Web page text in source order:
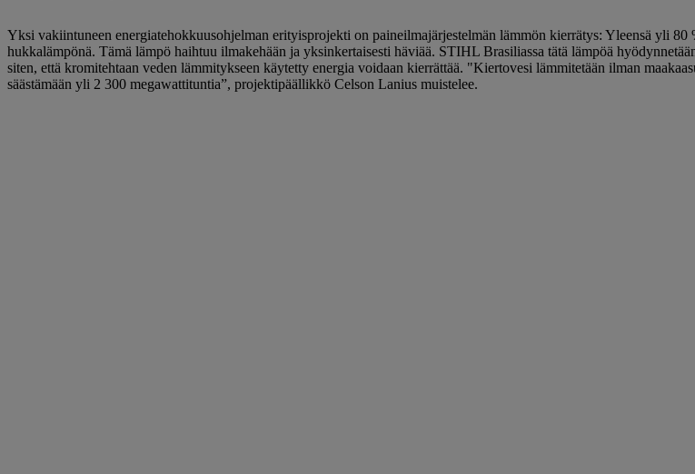
Yksi ​​vakiintuneen energiatehokkuusohjelman erityisprojekti on paineilmajärjestelmän lämmön kierrätys: Yleensä yli 80
hukkalämpönä. Tämä lämpö haihtuu ilmakehään ja yksinkertaisesti häviää. STIHL Brasiliassa tätä lämpöä
siten, että kromitehtaan veden lämmitykseen käytetty energia voidaan kierrättää. "Kiertovesi lämmitetään ilman
säästämään yli 2 300 megawattituntia”, projektipäällikkö Celson Lanius muistelee.